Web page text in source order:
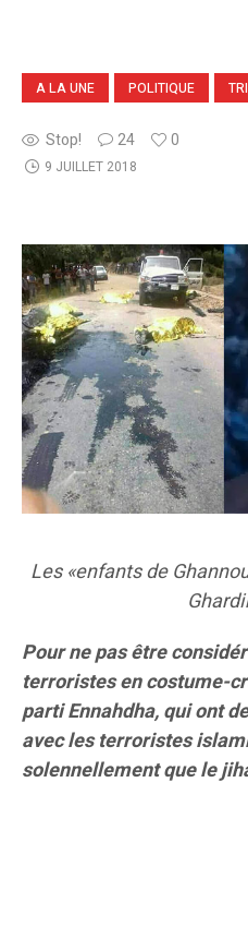
A LA UNE POLITIQUE
Stop! 24 0
9 JUILLET 2018
Les «enfants de
Pour ne pas être
terroristes en costume-
parti Ennahdha, qui ont
avec les terroristes
solennellement que le